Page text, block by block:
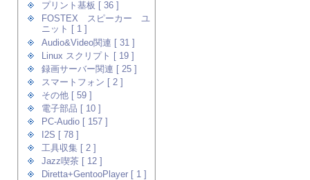
プリント基板 [ 36 ]
FOSTEX スピーカー ユ
ニット [ 1 ]
Audio&Video関連 [ 31 ]
Linux スクリプト [ 19 ]
録画サーバー関連 [ 25 ]
スマートフォン [ 2 ]
その他 [ 59 ]
電子部品 [ 10 ]
PC-Audio [ 157 ]
I2S [ 78 ]
工具収集 [ 2 ]
Jazz喫茶 [ 12 ]
Diretta+GentooPlayer [ 1 ]